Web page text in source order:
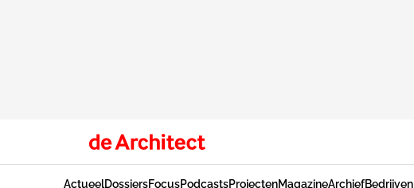
ActueelDossiersFocusPodcastsProjectenMagazineArchiefBedrijven